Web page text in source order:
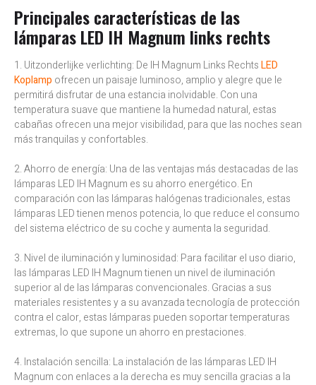
Principales características de las
lámparas LED IH Magnum links rechts
1. Uitzonderlijke verlichting: De IH Magnum Links RechtsLED
Koplamp ofrecen un paisaje luminoso, amplio y alegre que le
permitirá disfrutar de una estancia inolvidable. Con una
temperatura suave que mantiene la humedad natural, estas
cabañas ofrecen una mejor visibilidad, para que las noches sean
más tranquilas y confortables.
2. Ahorro de energía: Una de las ventajas más destacadas de las
lámparas LED IH Magnum es su ahorro energético. En
comparación con las lámparas halógenas tradicionales, estas
lámparas LED tienen menos potencia, lo que reduce el consumo
del sistema eléctrico de su coche y aumenta la seguridad.
3. Nivel de iluminación y luminosidad: Para facilitar el uso diario,
las lámparas LED IH Magnum tienen un nivel de iluminación
superior al de las lámparas convencionales. Gracias a sus
materiales resistentes y a su avanzada tecnología de protección
contra el calor, estas lámparas pueden soportar temperaturas
extremas, lo que supone un ahorro en prestaciones.
4. Instalación sencilla: La instalación de las lámparas LED IH
Magnum con enlaces a la derecha es muy sencilla gracias a la